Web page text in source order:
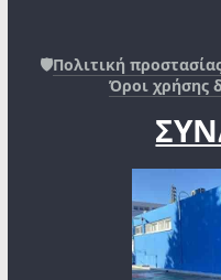
🛡️Πολιτική
Όροι χρήσης